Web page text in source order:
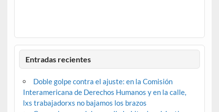
Entradas recientes
Doble golpe contra el ajuste: en la Comisión
Interamericana de Derechos Humanos y en la calle,
lxs trabajadorxs no bajamos los brazos